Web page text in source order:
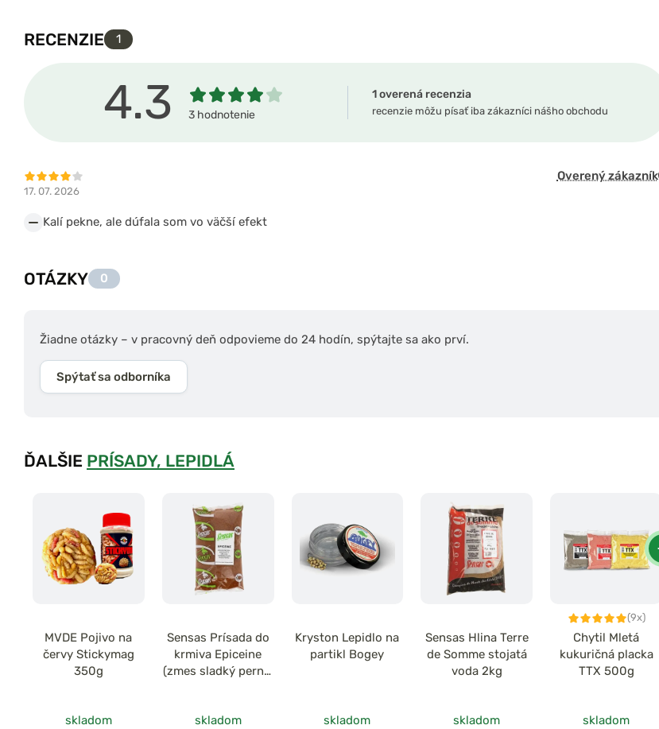
RECENZIE 1
4.3 3 hodnotenie
1 overená recenzia
recenzie môžu písať iba zákazníci nášho obchodu
17. 07. 2026
Overený zákazník
Kalí pekne, ale dúfala som vo väčší efekt
OTÁZKY 0
Žiadne otázky – v pracovný deň odpovieme do 24 hodín, spýtajte sa ako prví.
Spýtať sa odborníka
ĎALŠIE PRÍSADY, LEPIDLÁ
MVDE Pojivo na
červy Stickymag
350g
skladom
Sensas Prísada do
krmiva Epiceine
(zmes sladký perník
skladom
Kryston Lepidlo na
partikl Bogey
skladom
Sensas Hlina Terre
de Somme stojatá
voda 2kg
skladom
(9x)
Chytil Mletá
kukuričná placka
TTX 500g
skladom